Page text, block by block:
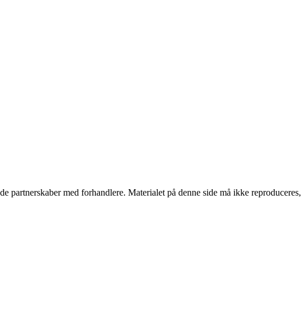
med forhandlere. Materialet på denne side må ikke reproduceres,